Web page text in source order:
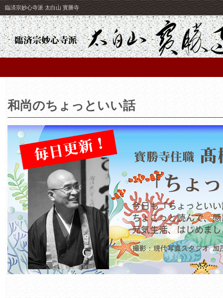
臨済宗妙心寺派 太白山 寳勝寺
和尚のちょっといい話